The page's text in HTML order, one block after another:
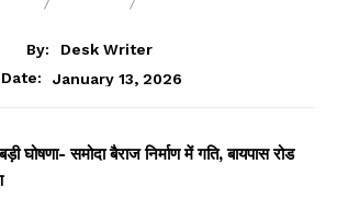
By:
Desk Writer
Date:
January 13, 2026
घोषणा- समोदा बैराज निर्माण में गति, बायपास रोड